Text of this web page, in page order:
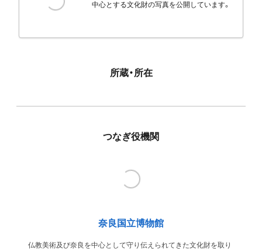
中心とする文化財の写真を公開しています。
所蔵・所在
つなぎ役機関
奈良国立博物館
仏教美術及び奈良を中心として守り伝えられてきた文化財を取り